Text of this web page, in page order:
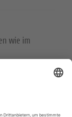
wie im
Hause,